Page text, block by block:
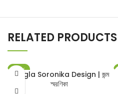
RELATED PRODUCTS
-80%
Bangla Soronika Design | জন্ম
স্মরণিকা